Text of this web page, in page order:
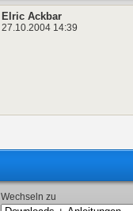
Elric Ackbar
27.10.2004 14:39
Wechseln zu